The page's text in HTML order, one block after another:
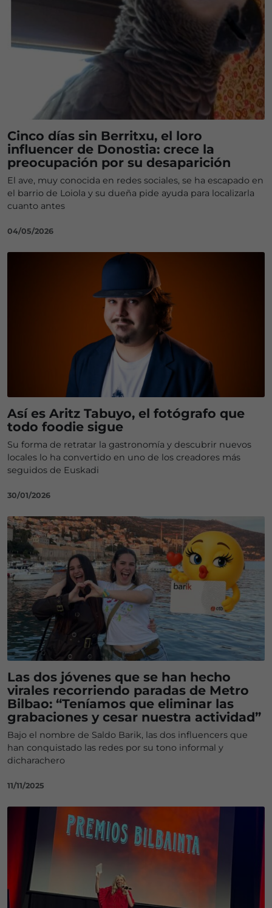
Cinco días sin Berritxu, el loro
influencer de Donostia: crece la
preocupación por su desaparición
El ave, muy conocida en redes sociales, se ha escapado en
el barrio de Loiola y su dueña pide ayuda para localizarla
cuanto antes
04/05/2026
Así es Aritz Tabuyo, el fotógrafo que
todo foodie sigue
Su forma de retratar la gastronomía y descubrir nuevos
locales lo ha convertido en uno de los creadores más
seguidos de Euskadi
30/01/2026
Las dos jóvenes que se han hecho
virales recorriendo paradas de Metro
Bilbao: “Teníamos que eliminar las
grabaciones y cesar nuestra actividad”
Bajo el nombre de Saldo Barik, las dos influencers que
han conquistado las redes por su tono informal y
dicharachero
11/11/2025